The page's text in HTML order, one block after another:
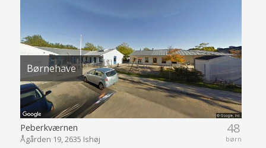
Børnehave
48
børn
Peberkværnen
Ågården 19, 2635 Ishøj